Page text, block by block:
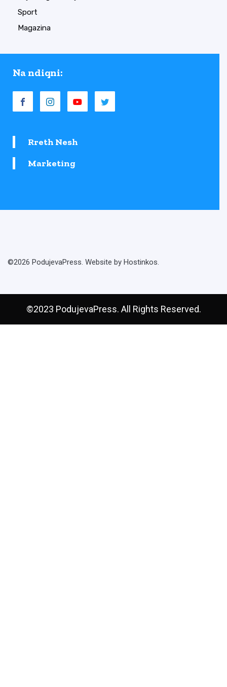
Sport
Magazina
Na ndiqni:
Rreth Nesh
Marketing
©2026 PodujevaPress. Website by Hostinkos.
©2023 PodujevaPress. All Rights Reserved.